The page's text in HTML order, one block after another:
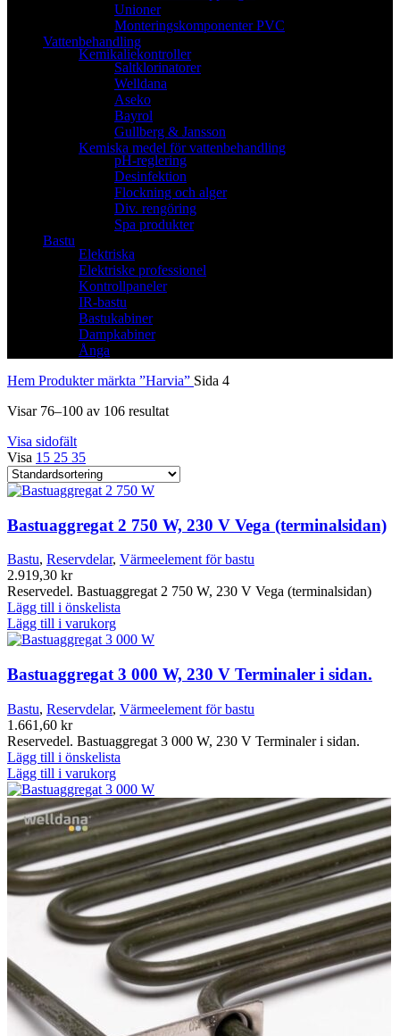
Unioner
Monteringskomponenter PVC
Vattenbehandling
Kemikaliekontroller
Saltklorinatorer
Welldana
Aseko
Bayrol
Gullberg & Jansson
Kemiska medel för vattenbehandling
pH-reglering
Desinfektion
Flockning och alger
Div. rengöring
Spa produkter
Bastu
Elektriska
Elektriske professionel
Kontrollpaneler
IR-bastu
Bastukabiner
Dampkabiner
Ånga
Hem Produkter märkta ”Harvia” Sida 4
Visar 76–100 av 106 resultat
Visa sidofält
Visa 15 25 35
Bastuaggregat 2 750 W, 230 V Vega (terminalsidan)
Bastu, Reservdelar, Värmeelement för bastu
2.919,30 kr
Reservedel. Bastuaggregat 2 750 W, 230 V Vega (terminalsidan)
Lägg till i önskelista
Lägg till i varukorg
Bastuaggregat 3 000 W, 230 V Terminaler i sidan.
Bastu, Reservdelar, Värmeelement för bastu
1.661,60 kr
Reservedel. Bastuaggregat 3 000 W, 230 V Terminaler i sidan.
Lägg till i önskelista
Lägg till i varukorg